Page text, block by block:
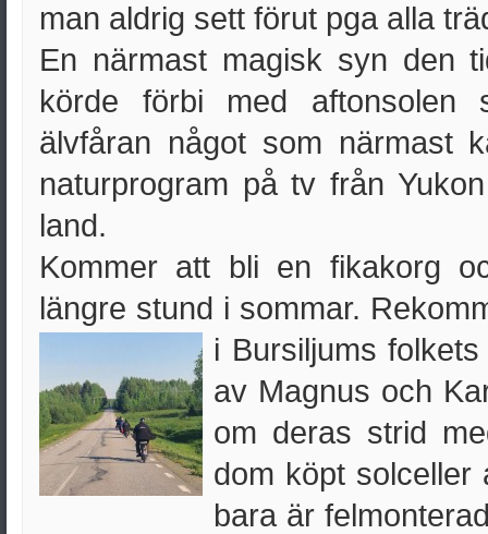
man aldrig sett förut pga alla
En närmast magisk syn den
körde förbi med aftonsolen
älvfåran något som närmast
naturprogram på tv från
land.
Kommer att bli en fikakorg
längre stund i sommar.
i Bursiljums
av Magnus och
om deras strid
dom köpt solceller
bara är